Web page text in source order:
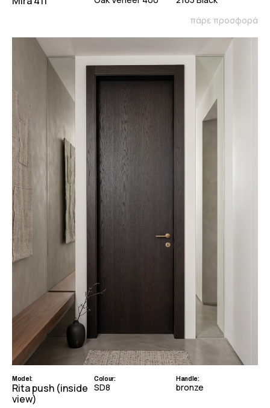
πάρε προσφορά
Model:
Rita push (inside
view)
Colour:
SD8
Handle:
bronze